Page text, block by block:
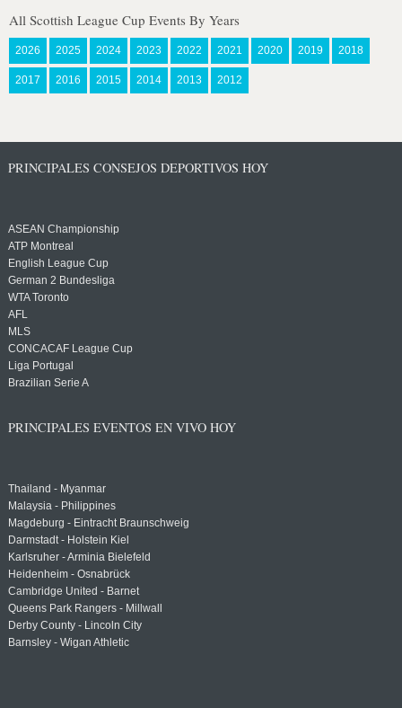
All Scottish League Cup Events By Years
2026 2025 2024 2023 2022 2021 2020 2019 2018
2017 2016 2015 2014 2013 2012
PRINCIPALES CONSEJOS DEPORTIVOS HOY
ASEAN Championship
ATP Montreal
English League Cup
German 2 Bundesliga
WTA Toronto
AFL
MLS
CONCACAF League Cup
Liga Portugal
Brazilian Serie A
PRINCIPALES EVENTOS EN VIVO HOY
Thailand - Myanmar
Malaysia - Philippines
Magdeburg - Eintracht Braunschweig
Darmstadt - Holstein Kiel
Karlsruher - Arminia Bielefeld
Heidenheim - Osnabrück
Cambridge United - Barnet
Queens Park Rangers - Millwall
Derby County - Lincoln City
Barnsley - Wigan Athletic